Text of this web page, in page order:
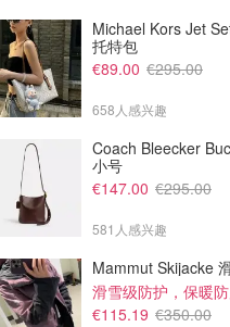
Michael Kors Jet
托特包
€89.00 €295.00
658人感兴趣
Coach Bleecker
小号
€147.00 €295.00
581人感兴趣
Mammut Skijacke
€115.19 €350.00